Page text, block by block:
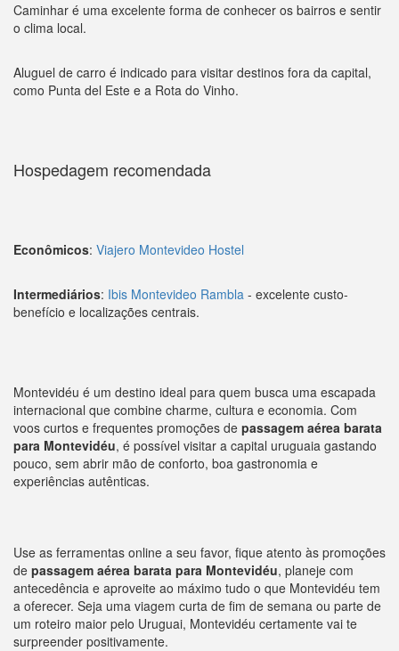
Caminhar é uma excelente forma de conhecer os bairros e sentir
o clima local.
Aluguel de carro é indicado para visitar destinos fora da capital,
como Punta del Este e a Rota do Vinho.
Hospedagem recomendada
Econômicos: Viajero Montevideo Hostel
Intermediários: Ibis Montevideo Rambla - excelente custo-
benefício e localizações centrais.
Montevidéu é um destino ideal para quem busca uma escapada
internacional que combine charme, cultura e economia. Com
voos curtos e frequentes promoções de passagem aérea barata
para Montevidéu, é possível visitar a capital uruguaia gastando
pouco, sem abrir mão de conforto, boa gastronomia e
experiências autênticas.
Use as ferramentas online a seu favor, fique atento às promoções
de passagem aérea barata para Montevidéu, planeje com
antecedência e aproveite ao máximo tudo o que Montevidéu tem
a oferecer. Seja uma viagem curta de fim de semana ou parte de
um roteiro maior pelo Uruguai, Montevidéu certamente vai te
surpreender positivamente.